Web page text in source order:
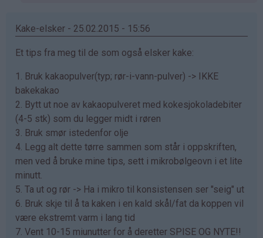
bekreftet)
Kake-elsker - 25.02.2015 - 15:56
Et tips fra meg til de som også elsker kake:
1. Bruk kakaopulver(typ; rør-i-vann-pulver) -> IKKE
bakekakao
2. Bytt ut noe av kakaopulveret med kokesjokoladebiter
(4-5 stk) som du legger midt i røren
3. Bruk smør istedenfor olje
4. Legg alt dette tørre sammen som står i oppskriften,
men ved å bruke mine tips, sett i mikrobølgeovn i et lite
minutt.
5. Ta ut og rør -> Ha i mikro til konsistensen ser "seig" ut
6. Bruk skje til å ta kaken i en kald skål/fat da koppen vil
være ekstremt varm i lang tid
7. Vent 10-15 miunutter for å deretter SPISE OG NYTE!!